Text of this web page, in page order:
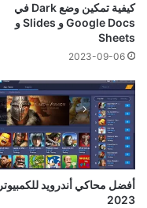
كيفية تمكين وضع Dark في
Google Docs و Slides و
Sheets
2023-09-06
أفضل محاكي أندرويد للكمبيوتر
2023